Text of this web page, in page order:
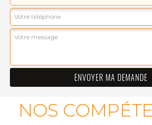
NOS